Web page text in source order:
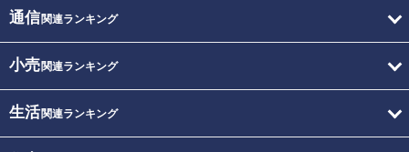
通信関連ランキング
小売関連ランキング
生活関連ランキング